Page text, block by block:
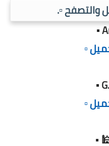
والتصفح ▫️.
▫️
▫️
▪️